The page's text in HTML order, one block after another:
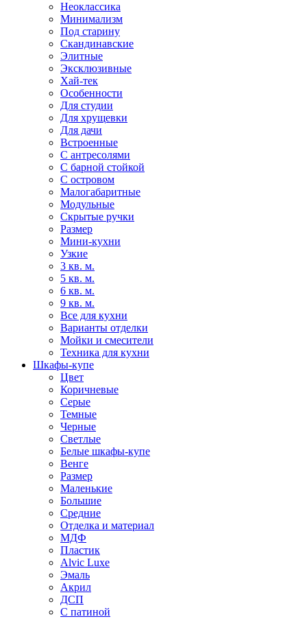
Неоклассика
Минимализм
Под старину
Скандинавские
Элитные
Эксклюзивные
Хай-тек
Особенности
Для студии
Для хрущевки
Для дачи
Встроенные
С антресолями
С барной стойкой
С островом
Малогабаритные
Модульные
Скрытые ручки
Размер
Мини-кухни
Узкие
3 кв. м.
5 кв. м.
6 кв. м.
9 кв. м.
Все для кухни
Варианты отделки
Мойки и смесители
Техника для кухни
Шкафы-купе
Цвет
Коричневые
Серые
Темные
Черные
Светлые
Белые шкафы-купе
Венге
Размер
Маленькие
Большие
Средние
Отделка и материал
МДФ
Пластик
Alvic Luxe
Эмаль
Акрил
ДСП
С патиной